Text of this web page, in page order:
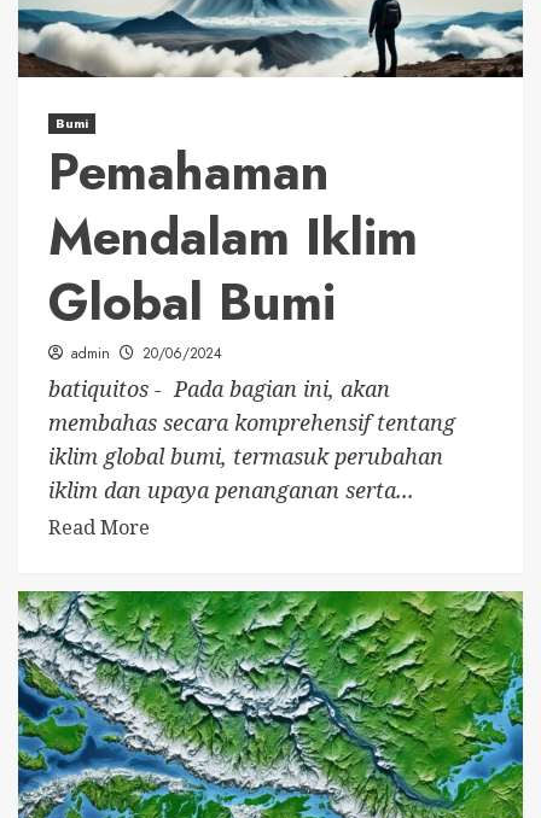
Bumi
Pemahaman
Mendalam Iklim
Global Bumi
admin 20/06/2024
batiquitos - Pada bagian ini, akan
membahas secara komprehensif tentang
iklim global bumi, termasuk perubahan
iklim dan upaya penanganan serta...
Read More